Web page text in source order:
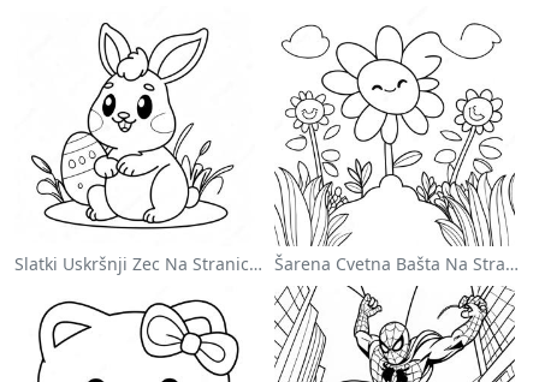
Slatki Uskršnji Zec Na Stranici Za Bojanje Šarena Cvetna Bašta Na Stranici Za Bojanje